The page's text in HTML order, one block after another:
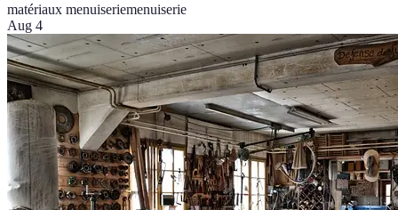
matériaux menuiseriemenuiserie
Aug 4